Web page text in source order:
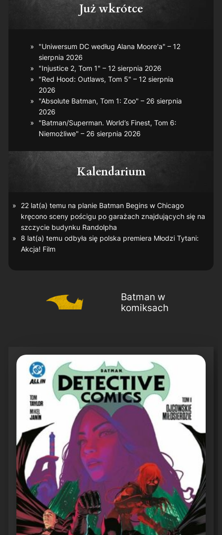
Już wkrótce
"Uniwersum DC według Alana Moore'a" – 12
sierpnia 2026
"Injustice 2, Tom 1" – 12 sierpnia 2026
"Red Hood: Outlaws, Tom 5" – 12 sierpnia
2026
"Absolute Batman, Tom 1: Zoo" – 26 sierpnia
2026
"Batman/Superman. World’s Finest, Tom 6:
Niemożliwe" – 26 sierpnia 2026
Kalendarium
22 lat(a) temu na planie Batman Beginsw Chicago
kręcono sceny pościgu po garażach znajdujących się na
szczycie budynku Randolpha
8 lat(a) temu odbyła się polska premiera Młodzi Tytani:
Akcja! Film
Batman w
komiksach